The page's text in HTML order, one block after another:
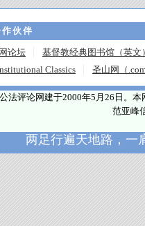
伙伴
论坛 基督教经典图书馆（英文）
Classics
圣山网（.com
公法评论网建于2000年5月26日。
范亚峰
两足行遍天地路，一